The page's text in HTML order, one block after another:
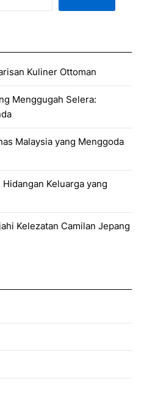
Kuliner Ottoman
Menggugah Selera:
Malaysia yang Menggoda
Keluarga yang
Kelezatan Camilan Jepang